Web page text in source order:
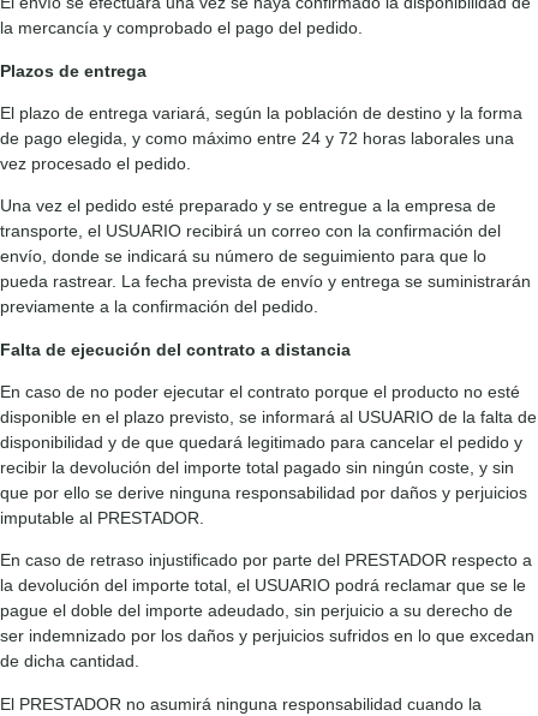
la mercancía y comprobado el pago del pedido.
Plazos de entrega
El plazo de entrega variará, según la población de destino y la forma
de pago elegida, y como máximo entre 24 y 72 horas laborales una
vez procesado el pedido.
Una vez el pedido esté preparado y se entregue a la empresa de
transporte, el USUARIO recibirá un correo con la confirmación del
envío, donde se indicará su número de seguimiento para que lo
pueda rastrear. La fecha prevista de envío y entrega se suministrarán
previamente a la confirmación del pedido.
Falta de ejecución del contrato a distancia
En caso de no poder ejecutar el contrato porque el producto no esté
disponible en el plazo previsto, se informará al USUARIO de la falta de
disponibilidad y de que quedará legitimado para cancelar el pedido y
recibir la devolución del importe total pagado sin ningún coste, y sin
que por ello se derive ninguna responsabilidad por daños y perjuicios
imputable al PRESTADOR.
En caso de retraso injustificado por parte del PRESTADOR respecto a
la devolución del importe total, el USUARIO podrá reclamar que se le
pague el doble del importe adeudado, sin perjuicio a su derecho de
ser indemnizado por los daños y perjuicios sufridos en lo que excedan
de dicha cantidad.
El PRESTADOR no asumirá ninguna responsabilidad cuando la